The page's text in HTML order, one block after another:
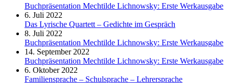
Buchpräsentation Mechtilde Lichnowsky: Erste Werkausgabe
6. Juli 2022
Das Lyrische Quartett – Gedichte im Gespräch
8. Juli 2022
Buchpräsentation Mechtilde Lichnowsky: Erste Werkausgabe
14. September 2022
Buchpräsentation Mechtilde Lichnowsky: Erste Werkausgabe
6. Oktober 2022
Familiensprache – Schulsprache – Lehrersprache